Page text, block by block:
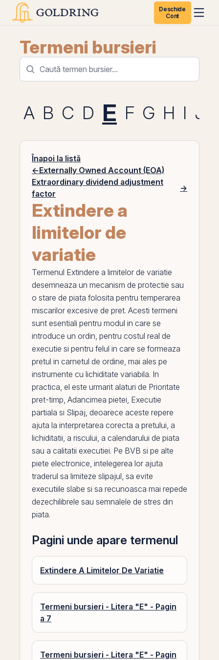
Deschide
Cont
Termeni bursieri
A B C D E F G H I J
Înapoi la listă
←Externally Owned Account (EOA)
Extraordinary dividend adjustment
factor
→
Extindere a
limitelor de
variatie
Termenul Extindere a limitelor de variatie
desemneaza un mecanism de protectie sau
o stare de piata folosita pentru temperarea
miscarilor excesive de pret. Acesti termeni
sunt esentiali pentru modul in care se
introduce un ordin, pentru costul real de
executie si pentru felul in care se formeaza
pretul in carnetul de ordine, mai ales pe
instrumente cu lichiditate variabila. In
practica, el este urmarit alaturi de Prioritate
pret-timp, Adancimea pietei, Executie
partiala si Slipaj, deoarece aceste repere
ajuta la interpretarea corecta a pretului, a
lichiditatii, a riscului, a calendarului de piata
sau a calitatii executiei. Pe BVB si pe alte
piete electronice, intelegerea lor ajuta
traderul sa limiteze slipajul, sa evite
executiile slabe si sa recunoasca mai repede
dezechilibrele sau semnalele de stres din
piata.
Pagini unde apare termenul
Extindere A Limitelor De Variatie
Termeni bursieri - Litera "E" - Pagin
a 7
Termeni bursieri - Litera "E" - Pagin